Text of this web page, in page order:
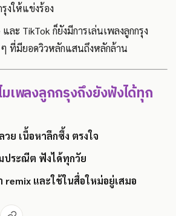
งให้แข่งร้อง
ละ TikTok ก็ยังมีการเล่นเพลงลูกกรุง
ที่มียอดวิวหลักแสนถึงหลักล้าน
เพลงลูกกรุงถึงยังฟังได้ทุก
ย เนื้อหาลึกซึ้ง ตรงใจ
ประณีต ฟังได้ทุกวัย
remix และใช้ในสื่อใหม่อยู่เสมอ